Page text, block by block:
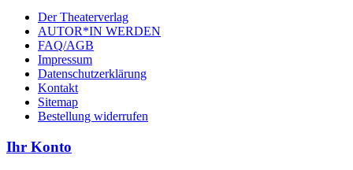
Der Theaterverlag
AUTOR*IN WERDEN
FAQ/AGB
Impressum
Datenschutzerklärung
Kontakt
Sitemap
Bestellung widerrufen
Ihr Konto